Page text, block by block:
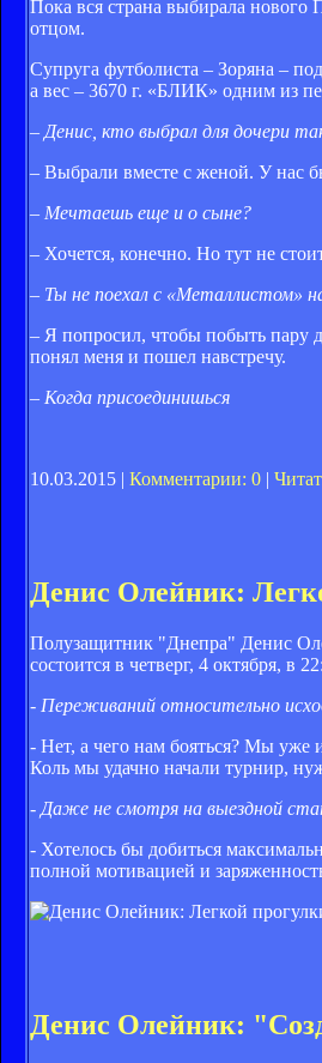
Пока вся страна выбирала нового
отцом.
Супруга футболиста – Зоряна –
а вес – 3670 г. «БЛИК» одним из
– Денис, кто выбрал для дочери
– Выбрали вместе с женой. У нас
– Мечтаешь еще и о сыне?
– Хочется, конечно. Но тут не
– Ты не поехал с «Металлистом»
– Я попросил, чтобы побыть пару
понял меня и пошел навстречу.
– Когда присоединишься
10.03.2015 | Комментарии: 0 |
Денис Олейник:
Полузащитник "Днепра" Денис
состоится в четверг, 4 октября, в
- Переживаний относительно
- Нет, а чего нам бояться? Мы
Коль мы удачно начали турнир,
- Даже не смотря на выездной
- Хотелось бы добиться
полной мотивацией и
Денис Олейник: